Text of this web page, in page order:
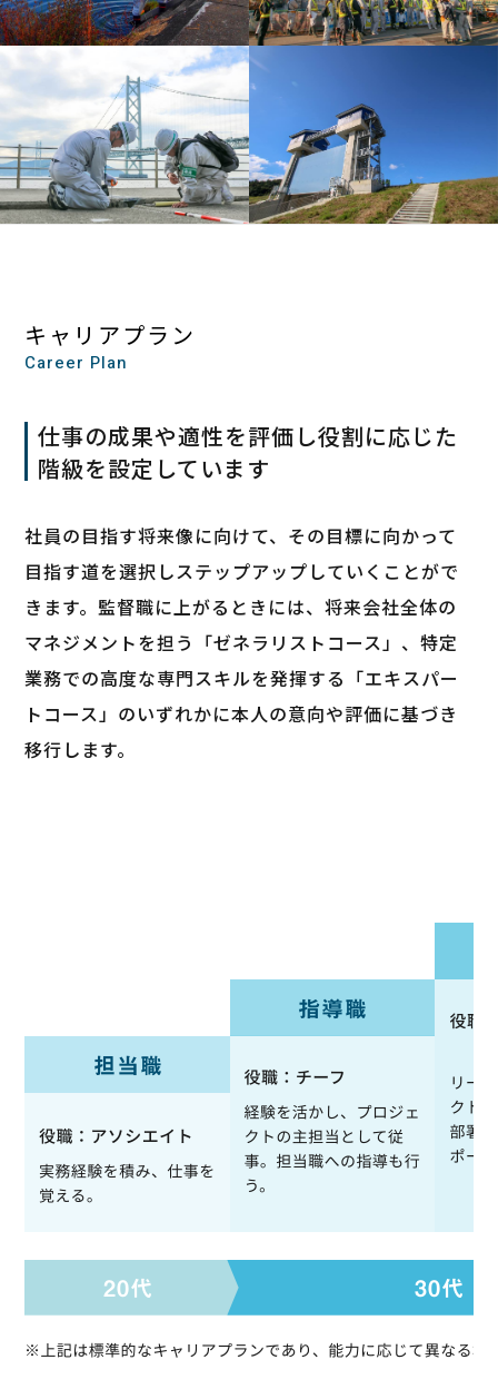
キャリアプラン
Career Plan
仕事の成果や適性を評価し役割に応じた
階級を設定しています
社員の目指す将来像に向けて、その目標に向かって
目指す道を選択しステップアップしていくことがで
きます。監督職に上がるときには、将来会社全体の
マネジメントを担う「ゼネラリストコース」、特定
業務での高度な専門スキルを発揮する「エキスパー
トコース」のいずれかに本人の意向や評価に基づき
移行します。